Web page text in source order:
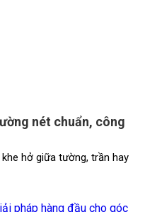
nét chuẩn, công
hở giữa tường, trần hay